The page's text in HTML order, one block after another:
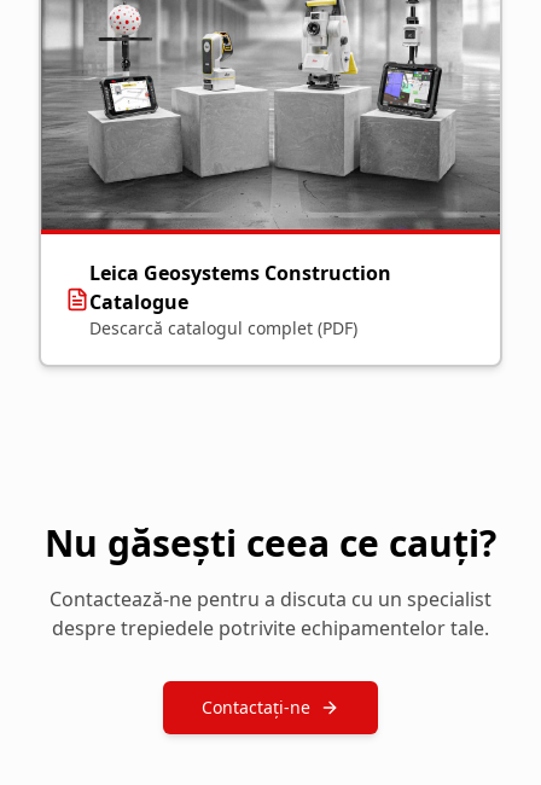
Leica Geosystems Construction
Catalogue
Descarcă catalogul complet (PDF)
Nu găsești ceea ce cauți?
Contactează-ne pentru a discuta cu un specialist
despre trepiedele potrivite echipamentelor tale.
Contactați-ne